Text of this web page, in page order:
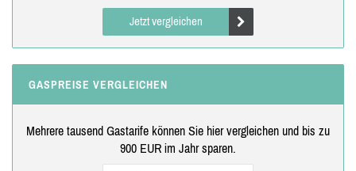
Jetzt vergleichen
GASPREISE VERGLEICHEN
Mehrere tausend Gastarife können Sie hier vergleichen und bis zu
900 EUR im Jahr sparen.